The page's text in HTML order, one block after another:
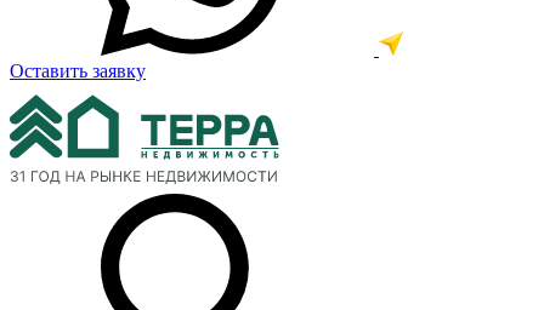
Оставить заявку